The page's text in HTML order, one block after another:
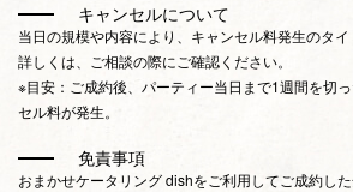
キャンセルについて
当日の規模や内容により、キャンセル料発生のタイ
詳しくは、ご相談の際にご確認ください。
※目安：ご成約後、パーティー当日まで1週間を切
セル料が発生。
免責事項
おまかせケータリング dishをご利用してご成約し